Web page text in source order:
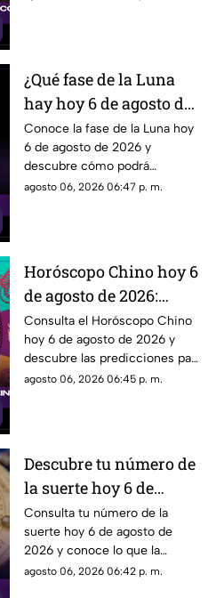
¿Qué fase de la Luna
hay hoy 6 de agosto de
2026? Descubre cómo
se verá el satélite esta
noche
Conoce la fase de la Luna hoy
6 de agosto de 2026 y
descubre cómo podrá
observarse el satélite natural
agosto 06, 2026 06:47 p. m.
Horóscopo Chino hoy 6
de agosto de 2026:
predicciones para cada
signo del zodiaco chino
Consulta el Horóscopo Chino
hoy 6 de agosto de 2026 y
descubre las predicciones para
el amor, dinero, salud y trabajo.
agosto 06, 2026 06:45 p. m.
Descubre tu número de
la suerte hoy 6 de
agosto de 2026 según la
numerología y su
significado
Consulta tu número de la
suerte hoy 6 de agosto de
2026 y conoce lo que la
numerología revela para este
agosto 06, 2026 06:42 p. m.